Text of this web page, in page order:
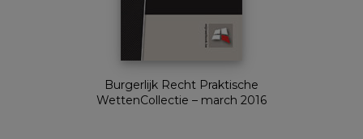
Burgerlijk Recht Praktische
WettenCollectie – march 2016